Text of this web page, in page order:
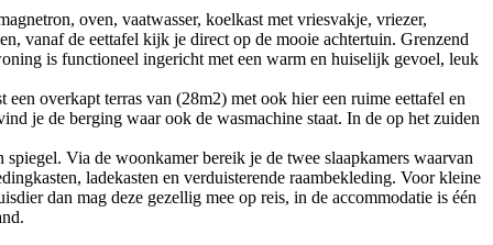
oven, vaatwasser, koelkast met vriesvakje, vriezer,
vanaf de eettafel kijk je direct op de mooie achtertuin. Grenzend
is functioneel ingericht met een warm en huiselijk gevoel, leuk
overkapt terras van (28m2) met ook hier een ruime eettafel en
je de berging waar ook de wasmachine staat. In de op het zuiden
Via de woonkamer bereik je de twee slaapkamers waarvan
ladekasten en verduisterende raambekleding. Voor kleine
dan mag deze gezellig mee op reis, in de accommodatie is één